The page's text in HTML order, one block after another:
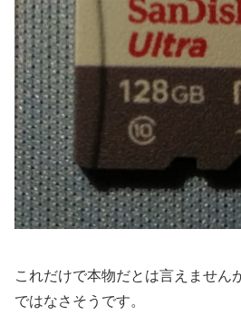
これだけで本物だとは言えません
ではなさそうです。